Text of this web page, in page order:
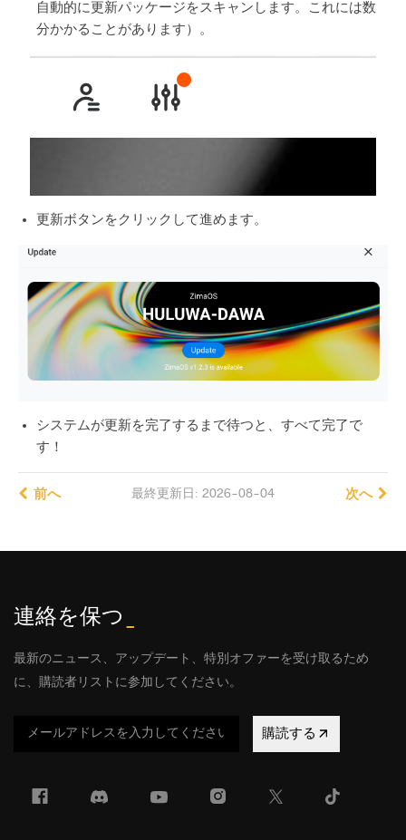
自動的に更新パッケージをスキャンします。これには数
分かかることがあります）。
更新ボタンをクリックして進めます。
システムが更新を完了するまで待つと、すべて完了で
す！
最終更新日: 2026-08-04
前へ 次へ
連絡を保つ
最新のニュース、アップデート、特別オファーを受け取るため
に、購読者リストに参加してください。
購読する